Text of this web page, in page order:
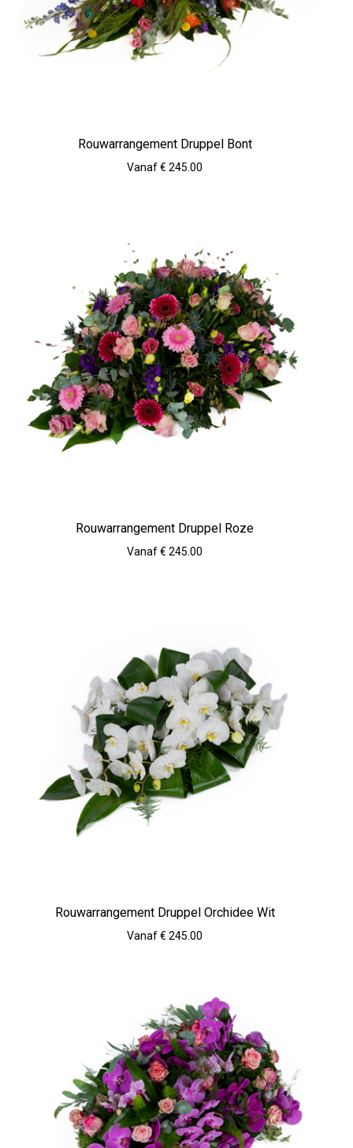
Rouwarrangement Druppel Bont
Vanaf € 245.00
Rouwarrangement Druppel Roze
Vanaf € 245.00
Rouwarrangement Druppel Orchidee Wit
Vanaf € 245.00